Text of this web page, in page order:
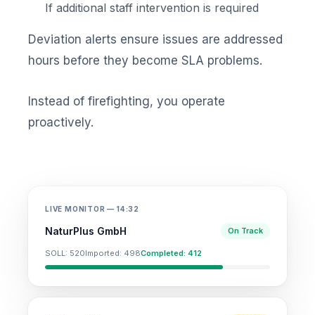
If additional staff intervention is required
Deviation alerts ensure issues are addressed
hours before they become SLA problems.
Instead of firefighting, you operate
proactively.
LIVE MONITOR — 14:32
NaturPlus GmbH On Track
SOLL: 520Imported: 498Completed: 412